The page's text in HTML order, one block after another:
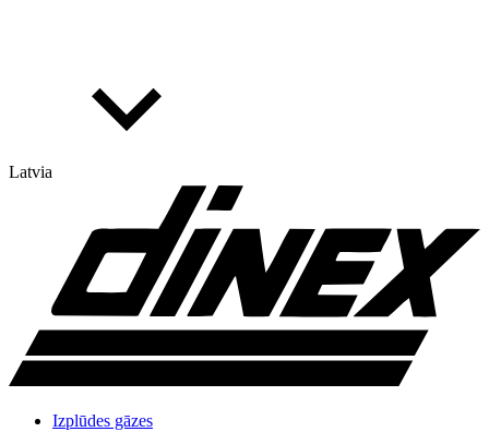
Latvia
Izplūdes gāzes